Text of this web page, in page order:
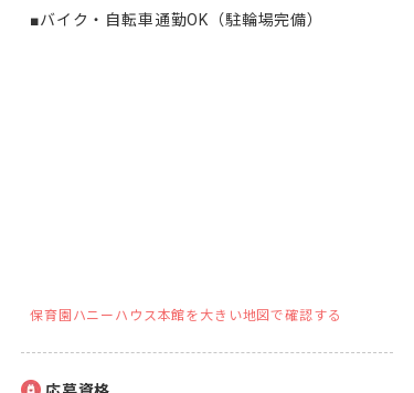
■バイク・自転車通勤OK（駐輪場完備）
保育園ハニーハウス本館を大きい地図で確認する